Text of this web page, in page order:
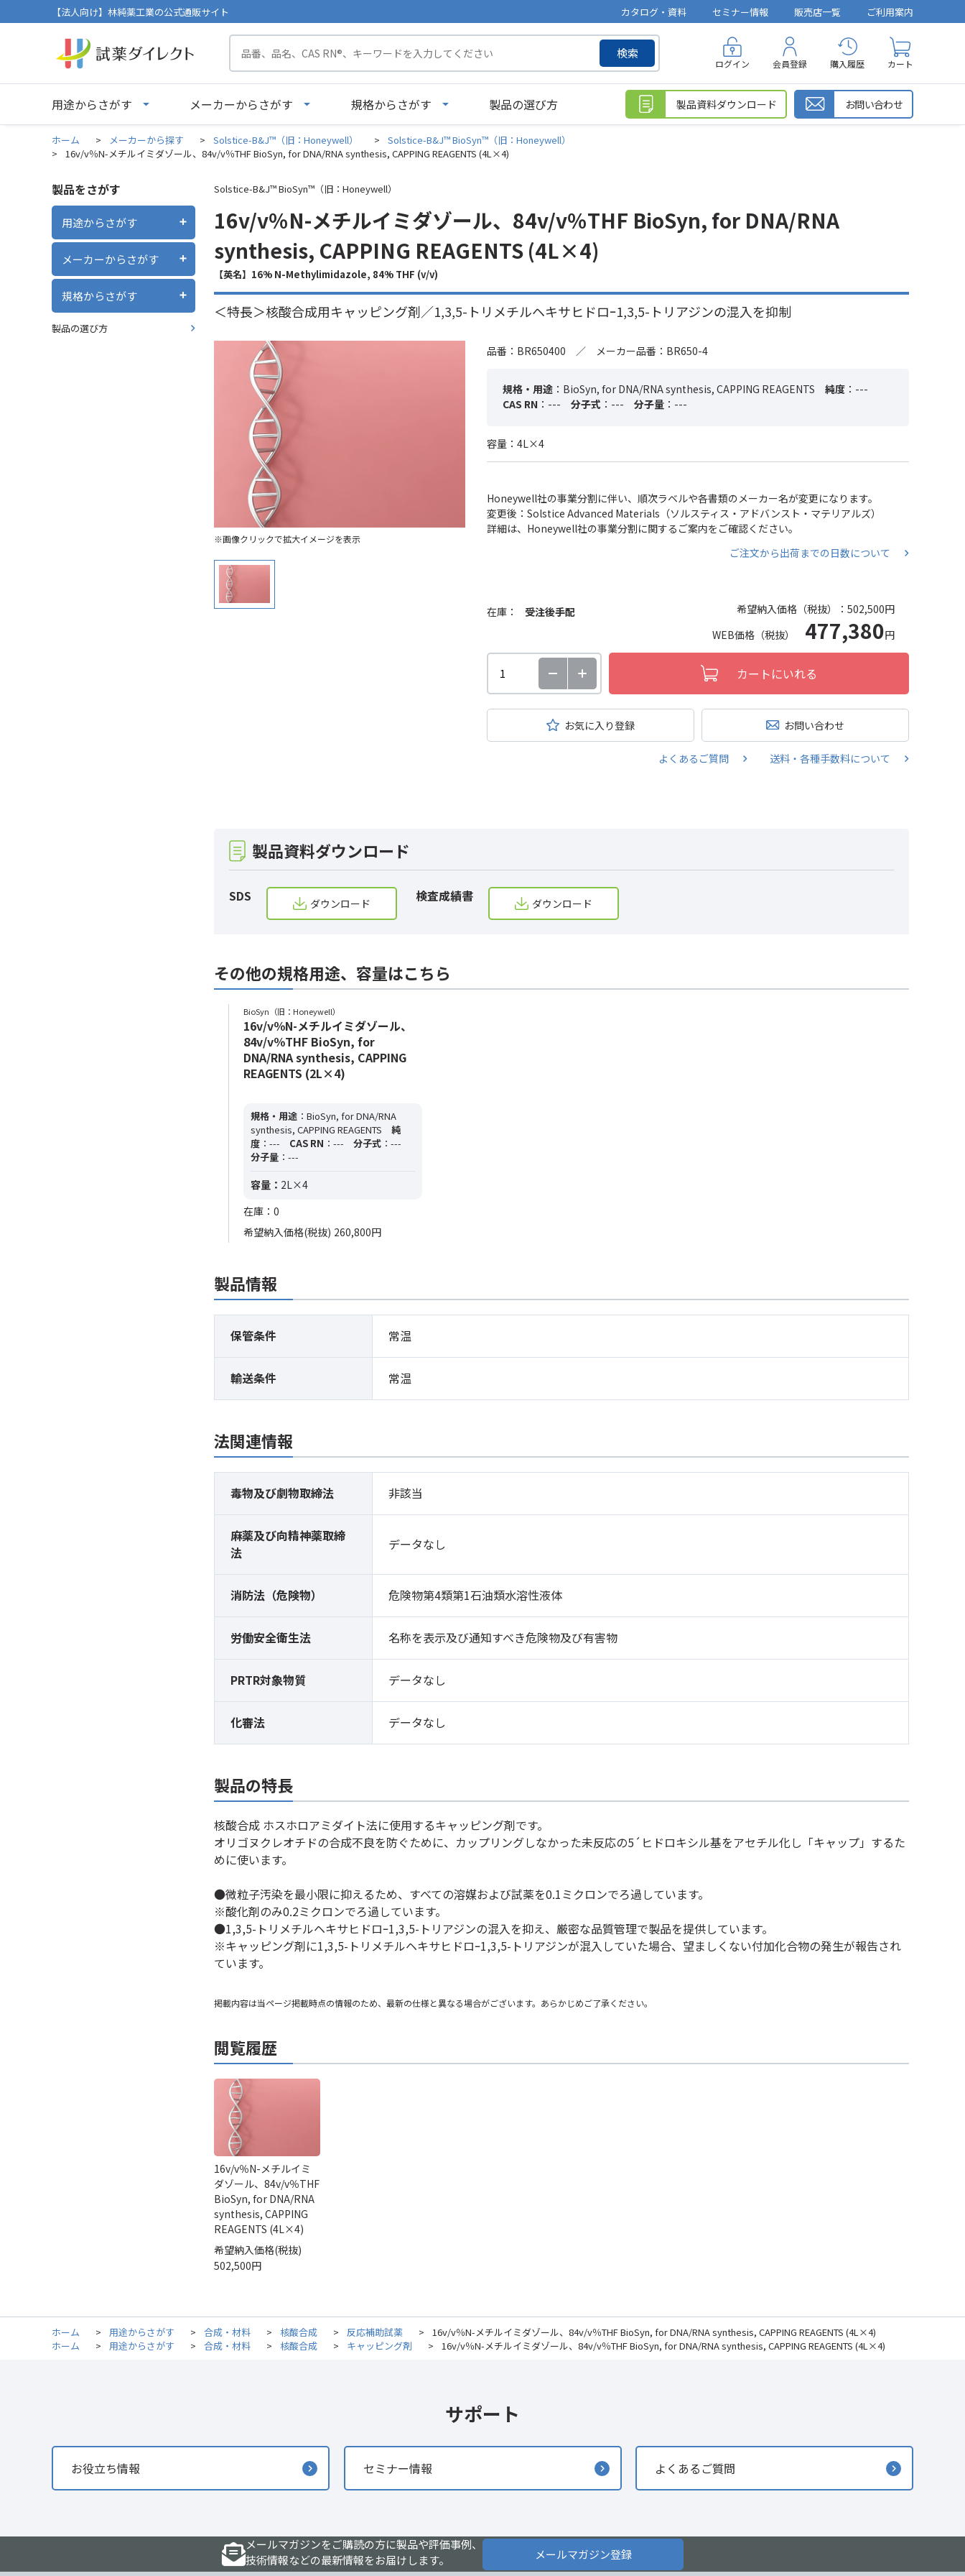
【法人向け】林純薬工業の公式通販サイト カタログ・資料 セミナー情報 販売店一覧 ご利用案内
検索
ログイン 会員登録 購入履歴 カート
用途からさがす メーカーからさがす 規格からさがす 製品の選び方 製品資料ダウンロード お問い合わせ
ホーム > メーカーから探す > Solstice-B&J™（旧：Honeywell） >
Solstice-B&J™ BioSyn™（旧：Honeywell）
>
16v/v％N-メチルイミダゾール、84v/v％THF BioSyn, for DNA/RNA synthesis, CAPPING REAGENTS (4L×4)
製品をさがす
用途からさがす
メーカーからさがす
規格からさがす
製品の選び方
Solstice-B&J™ BioSyn™（旧：Honeywell）
16v/v％N-メチルイミダゾール、84v/v％THF BioSyn, for DNA/RNA
synthesis, CAPPING REAGENTS (4L×4)
【英名】16% N-Methylimidazole, 84% THF (v/v)
＜特長＞核酸合成用キャッピング剤／1,3,5-トリメチルヘキサヒドロｰ1,3,5-トリアジンの混入を抑制
※画像クリックで拡大イメージを表示
品番：BR650400 ／ メーカー品番：BR650-4
規格・用途 ：BioSyn, for DNA/RNA synthesis, CAPPING REAGENTS 純度 ：---
CAS RN ：--- 分子式 ：--- 分子量 ：---
容量：4L×4
Honeywell社の事業分割に伴い、順次ラベルや各書類のメーカー名が変更になります。
変更後：Solstice Advanced Materials（ソルスティス・アドバンスト・マテリアルズ）
詳細は、Honeywell社の事業分割に関するご案内をご確認ください。
ご注文から出荷までの日数について
在庫： 受注後手配 希望納入価格（税抜）： 502,500円
WEB価格（税抜） 477,380円
カートにいれる
お気に入り登録 お問い合わせ
よくあるご質問 送料・各種手数料について
製品資料ダウンロード
SDS ダウンロード 検査成績書 ダウンロード
その他の規格用途、容量はこちら
BioSyn（旧：Honeywell）
16v/v％N-メチルイミダゾール、
84v/v％THF BioSyn, for
DNA/RNA synthesis, CAPPING
REAGENTS (2L×4)
規格・用途 ：BioSyn, for DNA/RNA
synthesis, CAPPING REAGENTS
純
度 ：--- CAS RN ：--- 分子式 ：---
分子量 ：---
容量： 2L×4
在庫：0
希望納入価格(税抜) 260,800円
製品情報
保管条件 常温
輸送条件 常温
法関連情報
毒物及び劇物取締法 非該当
麻薬及び向精神薬取締
法
データなし
消防法（危険物） 危険物第4類第1石油類水溶性液体
労働安全衛生法 名称を表示及び通知すべき危険物及び有害物
PRTR対象物質 データなし
化審法 データなし
製品の特長
核酸合成 ホスホロアミダイト法に使用するキャッピング剤です。
オリゴヌクレオチドの合成不良を防ぐために、カップリングしなかった未反応の5´ヒドロキシル基をアセチル化し「キャップ」するた
めに使います。
●微粒子汚染を最小限に抑えるため、すべての溶媒および試薬を0.1ミクロンでろ過しています。
※酸化剤のみ0.2ミクロンでろ過しています。
●1,3,5-トリメチルヘキサヒドロｰ1,3,5-トリアジンの混入を抑え、厳密な品質管理で製品を提供しています。
※キャッピング剤に1,3,5-トリメチルヘキサヒドロｰ1,3,5-トリアジンが混入していた場合、望ましくない付加化合物の発生が報告され
ています。
掲載内容は当ページ掲載時点の情報のため、最新の仕様と異なる場合がございます。あらかじめご了承ください。
閲覧履歴
16v/v％N-メチルイミ
ダゾール、84v/v％THF
BioSyn, for DNA/RNA
synthesis, CAPPING
REAGENTS (4L×4)
希望納入価格(税抜)
502,500円
ホーム > 用途からさがす > 合成・材料 > 核酸合成 > 反応補助試薬 >
16v/v％N-メチルイミダゾール、84v/v％THF BioSyn, for DNA/RNA synthesis, CAPPING REAGENTS (4L×4)
ホーム
> 用途からさがす > 合成・材料 > 核酸合成 > キャッピング剤 > 16v/v％N-メチルイミダゾール、84v/v％THF BioSyn, for DNA/RNA synthesis, CAPPING REAGENTS (4L×4)
サポート
お役立ち情報 セミナー情報 よくあるご質問
メールマガジンをご購読の方に製品や評価事例、
技術情報などの最新情報をお届けします。
メールマガジン登録